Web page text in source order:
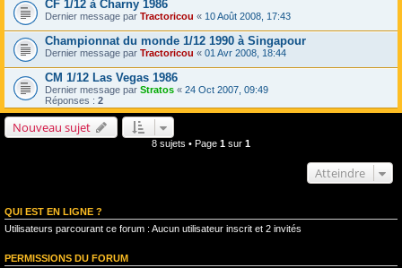
CF 1/12 à Charny 1986
Dernier message par Tractoricou « 10 Août 2008, 17:43
Championnat du monde 1/12 1990 à Singapour
Dernier message par Tractoricou « 01 Avr 2008, 18:44
CM 1/12 Las Vegas 1986
Dernier message par Stratos « 24 Oct 2007, 09:49
Réponses : 2
Nouveau sujet
8 sujets • Page 1 sur 1
Atteindre
QUI EST EN LIGNE ?
Utilisateurs parcourant ce forum : Aucun utilisateur inscrit et 2 invités
PERMISSIONS DU FORUM